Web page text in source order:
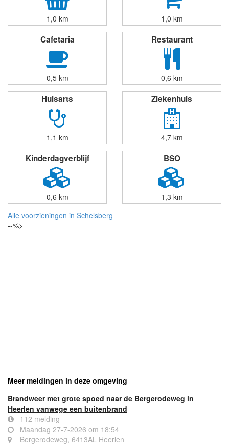
1,0 km 1,0 km
Cafetaria
0,5 km
Restaurant
0,6 km
Huisarts
1,1 km
Ziekenhuis
4,7 km
Kinderdagverblijf
0,6 km
BSO
1,3 km
Alle voorzieningen in Schelsberg
--%>
Meer meldingen in deze omgeving
Brandweer met grote spoed naar de Bergerodeweg in
Heerlen vanwege een buitenbrand
112 melding
Maandag 27-7-2026 om 18:54
Bergerodeweg, 6413AL Heerlen